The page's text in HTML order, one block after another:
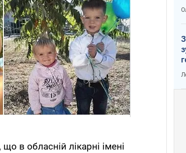
в обласній лікарні імені